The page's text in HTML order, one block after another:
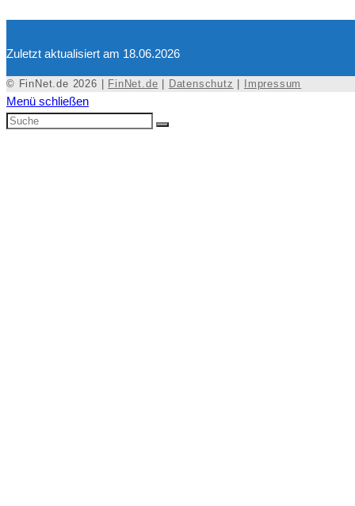
Zuletzt aktualisiert am 18.06.2026
© FinNet.de 2026 | FinNet.de | Datenschutz | Impressum
Menü schließen